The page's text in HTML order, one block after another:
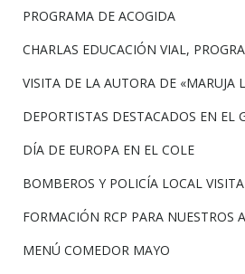
PROGRAMA DE ACOGIDA
CHARLAS EDUCACIÓN VIAL,
VISITA DE LA AUTORA DE «MARUJA
DEPORTISTAS DESTACADOS EN EL
DÍA DE EUROPA EN EL COLE
BOMBEROS Y POLICÍA LOCAL
FORMACIÓN RCP PARA NUESTROS
MENÚ COMEDOR MAYO